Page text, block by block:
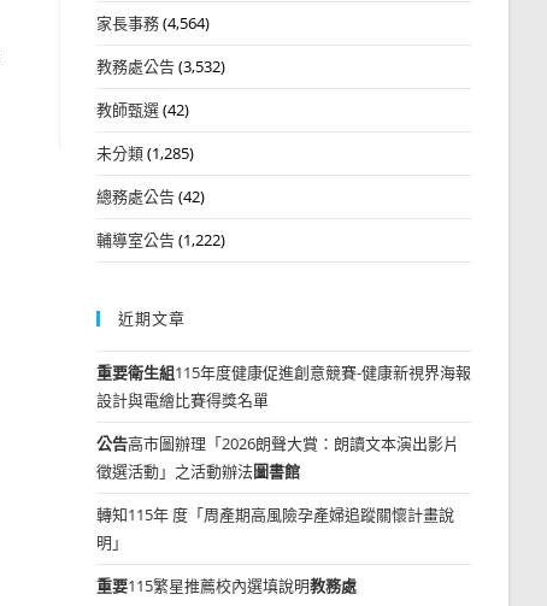
家長事務(4,564)
教務處公告(3,532)
教師甄選(42)
未分類(1,285)
總務處公告(42)
輔導室公告(1,222)
近期文章
重要衛生組115年度健康促進創意競賽-健康新視界海報
設計與電繪比賽得獎名單
公告高市圖辦理「2026朗聲大賞：朗讀文本演出影片
徵選活動」之活動辦法圖書館
轉知115年 度「周產期高風險孕產婦追蹤關懷計畫說
明」
重要115繁星推薦校內選填說明教務處